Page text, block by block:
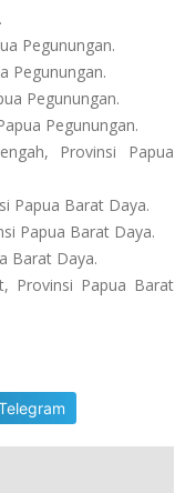
Pegunungan.
Pegunungan.
Pegunungan.
Pegunungan.
Provinsi Papua
Papua Barat Daya.
Papua Barat Daya.
Barat Daya.
Provinsi Papua Barat